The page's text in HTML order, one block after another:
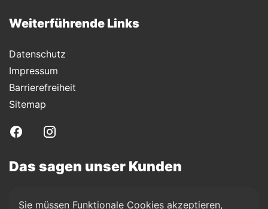
Weiterführende Links
Datenschutz
Impressum
Barrierefreiheit
Sitemap
Das sagen unser Kunden
Sie müssen Funktionale Cookies akzeptieren,